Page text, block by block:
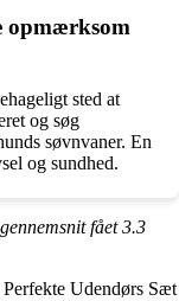
opmærksom
sted at
og søg
søvnvaner. En
og sundhed.
fået3.3
Udendørs Sæt